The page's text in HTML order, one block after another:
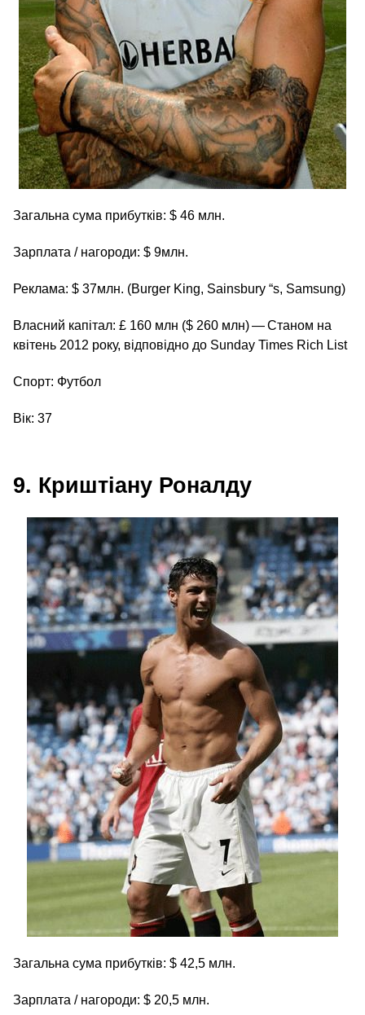
Загальна сума прибутків: $ 46 млн.
Зарплата / нагороди: $ 9млн.
Реклама: $ 37млн. (Burger King, Sainsbury “s, Samsung)
Власний капітал: £ 160 млн ($ 260 млн) — Станом на
квітень 2012 року, відповідно до Sunday Times Rich List
Спорт: Футбол
Вік: 37
9. Криштіану Роналду
Загальна сума прибутків: $ 42,5 млн.
Зарплата / нагороди: $ 20,5 млн.